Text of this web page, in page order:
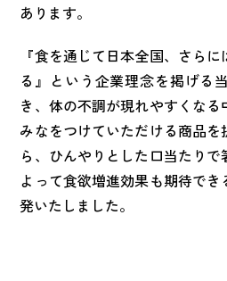
あります。
『食を通じて日本全国、さら
る』という企業理念を掲げる
き、体の不調が現れやすくな
みなをつけていただける商品
ら、ひんやりとした口当たり
よって食欲増進効果も期待で
発いたしました。